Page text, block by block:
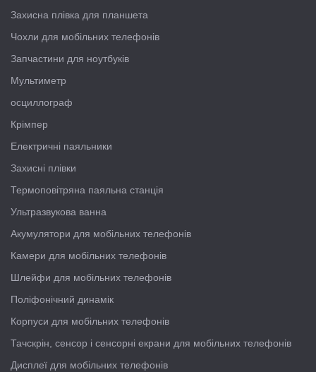
Захисна плівка для планшета
Чохли для мобільних телефонів
Запчастини для ноутбуків
Мультиметр
осциллограф
Крімпер
Електричні паяльники
Захисні плівки
Термоповітряна паяльна станція
Ультразвукова ванна
Акумулятори для мобільних телефонів
Камери для мобільних телефонів
Шлейфи для мобільних телефонів
Поліфонічний динамік
Корпуси для мобільних телефонів
Тачскрін, сенсор і сенсорні екрани для мобільних телефонів
Дисплеї для мобільних телефонів